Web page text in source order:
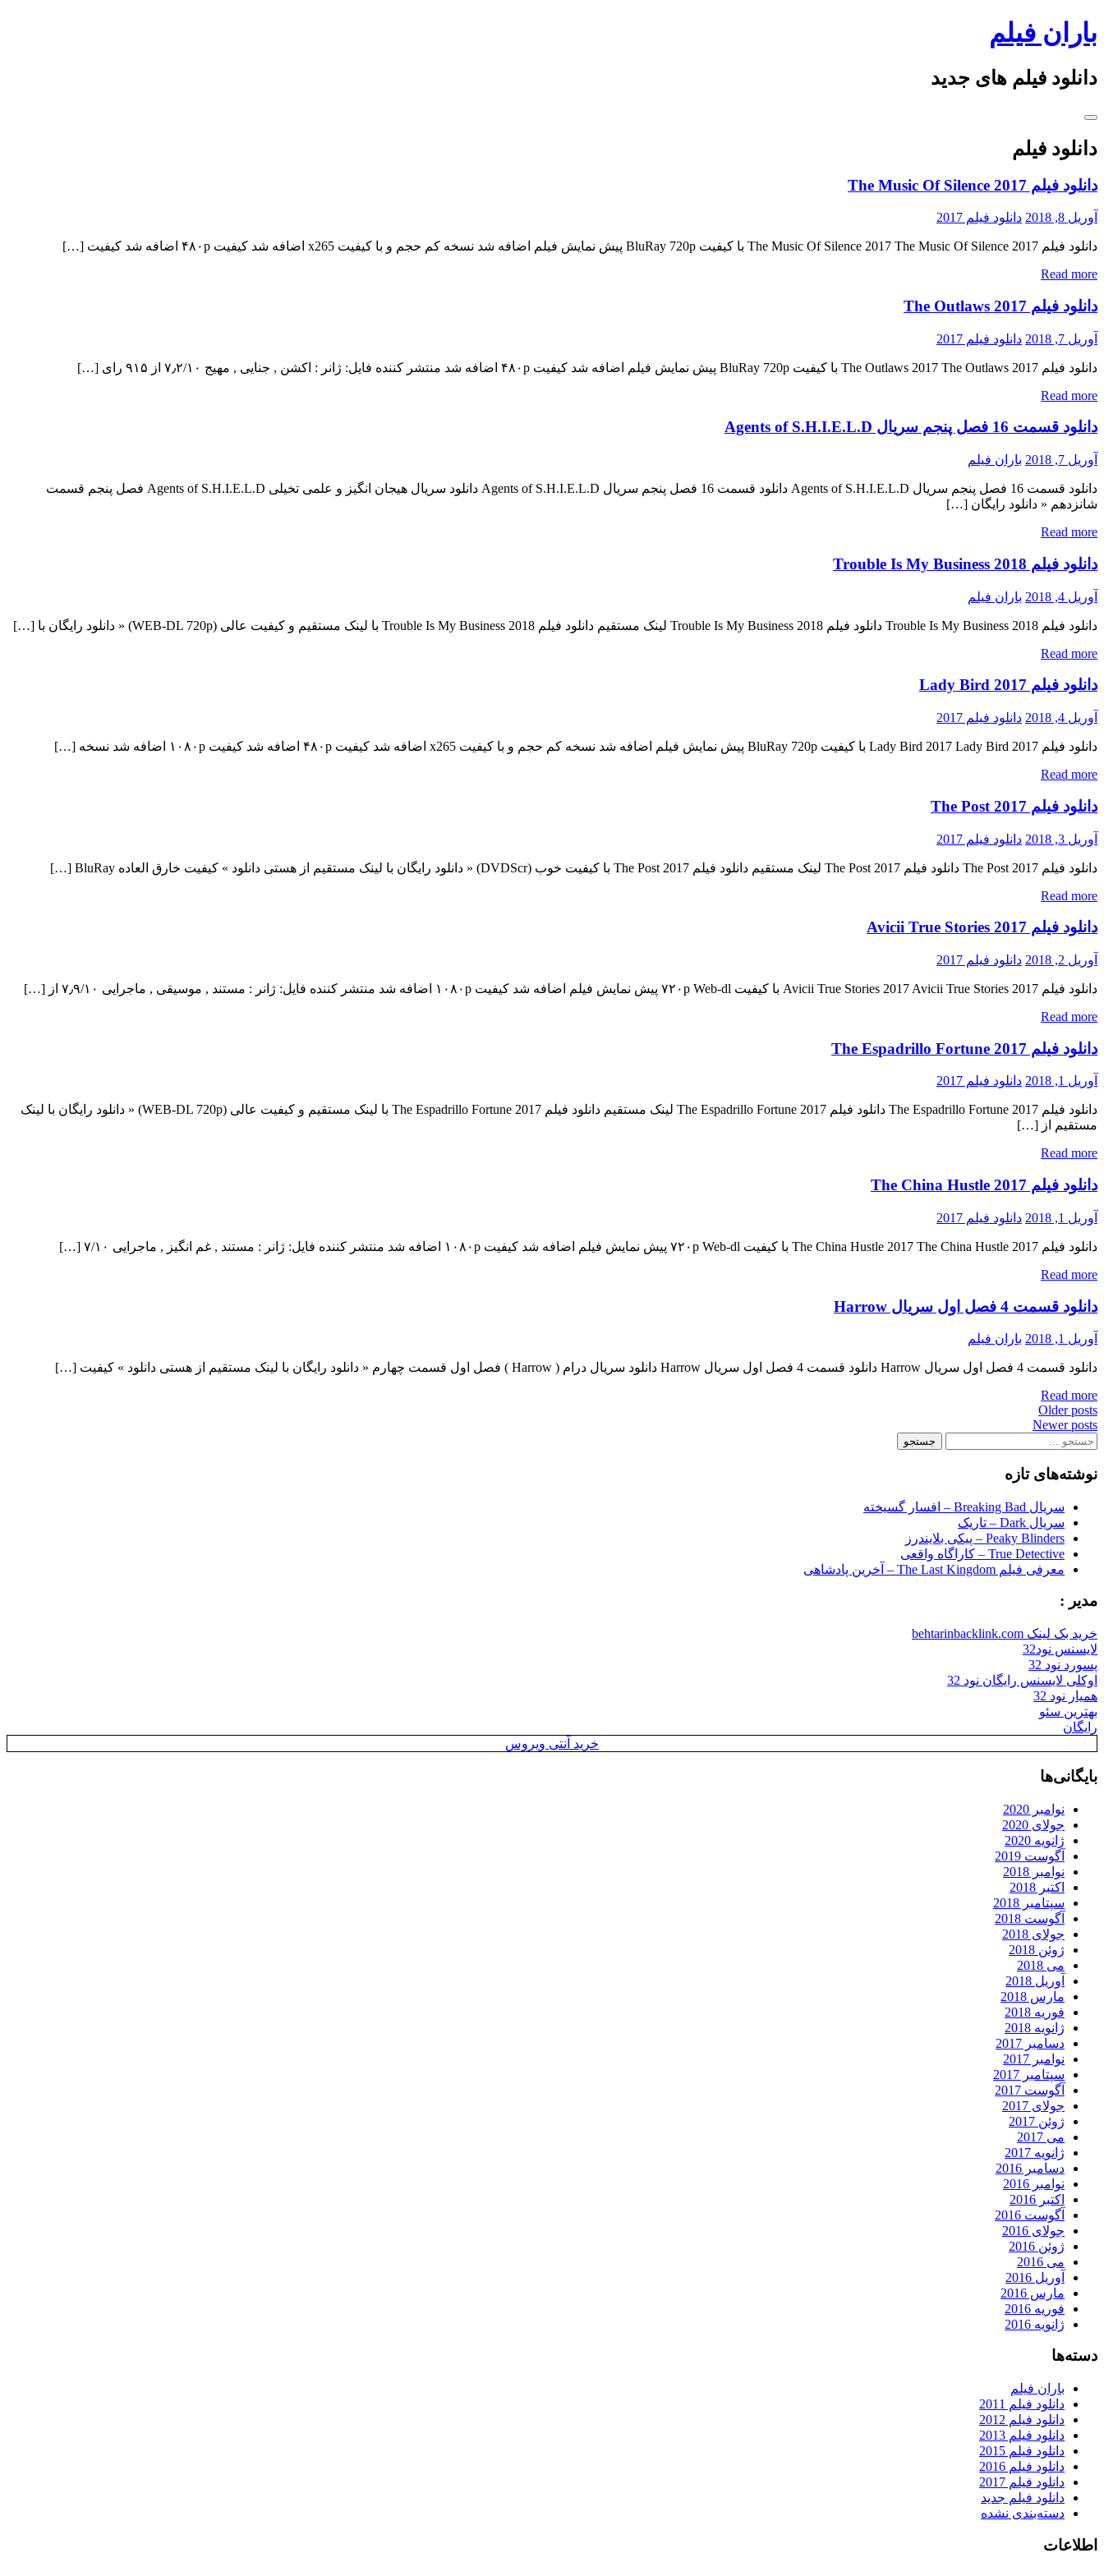
Skip
to
content
باران فیلم
دانلود فیلم های جدید
دانلود فیلم
دانلود فیلم The Music Of Silence 2017
آوریل 8, 2018 دانلود فیلم 2017
دانلود فیلم The Music Of Silence 2017 The Music Of Silence 2017 با کیفیت BluRay 720p پیش نمایش فیلم اضافه شد نسخه کم حجم و با کیفیت x265 اضافه شد کیفیت ۴۸۰p اضافه شد کیفیت […]
Read more
دانلود فیلم The Outlaws 2017
آوریل 7, 2018 دانلود فیلم 2017
دانلود فیلم The Outlaws 2017 The Outlaws 2017 با کیفیت BluRay 720p پیش نمایش فیلم اضافه شد کیفیت ۴۸۰p اضافه شد منتشر کننده فایل: ژانر : اکشن , جنایی , مهیج ۷٫۲/۱۰ از ۹۱۵ رای […]
Read more
دانلود قسمت 16 فصل پنجم سریال Agents of S.H.I.E.L.D
آوریل 7, 2018 باران فیلم
دانلود قسمت 16 فصل پنجم سریال Agents of S.H.I.E.L.D دانلود قسمت 16 فصل پنجم سریال Agents of S.H.I.E.L.D دانلود سریال هیجان انگیز و علمی تخیلی Agents of S.H.I.E.L.D فصل پنجم قسمت
شانزدهم « دانلود رایگان […]
Read more
دانلود فیلم Trouble Is My Business 2018
آوریل 4, 2018 باران فیلم
دانلود فیلم Trouble Is My Business 2018 دانلود فیلم Trouble Is My Business 2018 لینک مستقیم دانلود فیلم Trouble Is My Business 2018 با لینک مستقیم و کیفیت عالی (WEB-DL 720p) « دانلود رایگان با […]
Read more
دانلود فیلم Lady Bird 2017
آوریل 4, 2018 دانلود فیلم 2017
دانلود فیلم Lady Bird 2017 Lady Bird 2017 با کیفیت BluRay 720p پیش نمایش فیلم اضافه شد نسخه کم حجم و با کیفیت x265 اضافه شد کیفیت ۴۸۰p اضافه شد کیفیت ۱۰۸۰p اضافه شد نسخه […]
Read more
دانلود فیلم The Post 2017
آوریل 3, 2018 دانلود فیلم 2017
دانلود فیلم The Post 2017 دانلود فیلم The Post 2017 لینک مستقیم دانلود فیلم The Post 2017 با کیفیت خوب (DVDScr) « دانلود رایگان با لینک مستقیم از هستی دانلود » کیفیت خارق العاده BluRay […]
Read more
دانلود فیلم Avicii True Stories 2017
آوریل 2, 2018 دانلود فیلم 2017
دانلود فیلم Avicii True Stories 2017 Avicii True Stories 2017 با کیفیت ۷۲۰p Web-dl پیش نمایش فیلم اضافه شد کیفیت ۱۰۸۰p اضافه شد منتشر کننده فایل: ژانر : مستند , موسیقی , ماجرایی ۷٫۹/۱۰ از […]
Read more
دانلود فیلم The Espadrillo Fortune 2017
آوریل 1, 2018 دانلود فیلم 2017
دانلود فیلم The Espadrillo Fortune 2017 دانلود فیلم The Espadrillo Fortune 2017 لینک مستقیم دانلود فیلم The Espadrillo Fortune 2017 با لینک مستقیم و کیفیت عالی (WEB-DL 720p) « دانلود رایگان با لینک
مستقیم از […]
Read more
دانلود فیلم The China Hustle 2017
آوریل 1, 2018 دانلود فیلم 2017
دانلود فیلم The China Hustle 2017 The China Hustle 2017 با کیفیت ۷۲۰p Web-dl پیش نمایش فیلم اضافه شد کیفیت ۱۰۸۰p اضافه شد منتشر کننده فایل: ژانر : مستند , غم انگیز , ماجرایی ۷/۱۰ […]
Read more
دانلود قسمت 4 فصل اول سریال Harrow
آوریل 1, 2018 باران فیلم
دانلود قسمت 4 فصل اول سریال Harrow دانلود قسمت 4 فصل اول سریال Harrow دانلود سریال درام ( Harrow ) فصل اول قسمت چهارم « دانلود رایگان با لینک مستقیم از هستی دانلود » کیفیت […]
Read more
Posts
navigation
Older posts
Newer posts
جستجو
نوشته‌های تازه
سریال Breaking Bad – افسار گسیخته
سریال Dark – تاریک
Peaky Blinders – پیکی بلایندرز
True Detective – کاراگاه واقعی
معرفی فیلم The Last Kingdom – آخرین پادشاهی
مدیر :
خرید بک لینک behtarinbacklink.com
لایسنس نود32
پسورد نود 32
اوکلی لایسنس رایگان نود 32
همیار نود 32
بهترین سئو
رایگان
خرید آنتی ویروس
بایگانی‌ها
نوامبر 2020
جولای 2020
ژانویه 2020
آگوست 2019
نوامبر 2018
اکتبر 2018
سپتامبر 2018
آگوست 2018
جولای 2018
ژوئن 2018
می 2018
آوریل 2018
مارس 2018
فوریه 2018
ژانویه 2018
دسامبر 2017
نوامبر 2017
سپتامبر 2017
آگوست 2017
جولای 2017
ژوئن 2017
می 2017
ژانویه 2017
دسامبر 2016
نوامبر 2016
اکتبر 2016
آگوست 2016
جولای 2016
ژوئن 2016
می 2016
آوریل 2016
مارس 2016
فوریه 2016
ژانویه 2016
دسته‌ها
باران فیلم
دانلود فیلم 2011
دانلود فیلم 2012
دانلود فیلم 2013
دانلود فیلم 2015
دانلود فیلم 2016
دانلود فیلم 2017
دانلود فیلم جدید
دسته‌بندی نشده
اطلاعات